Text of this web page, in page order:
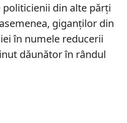
din alte părți
giganților din
în numele reducerii
dăunător în rândul